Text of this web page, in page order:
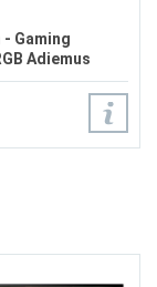
- Gaming
Adiemus